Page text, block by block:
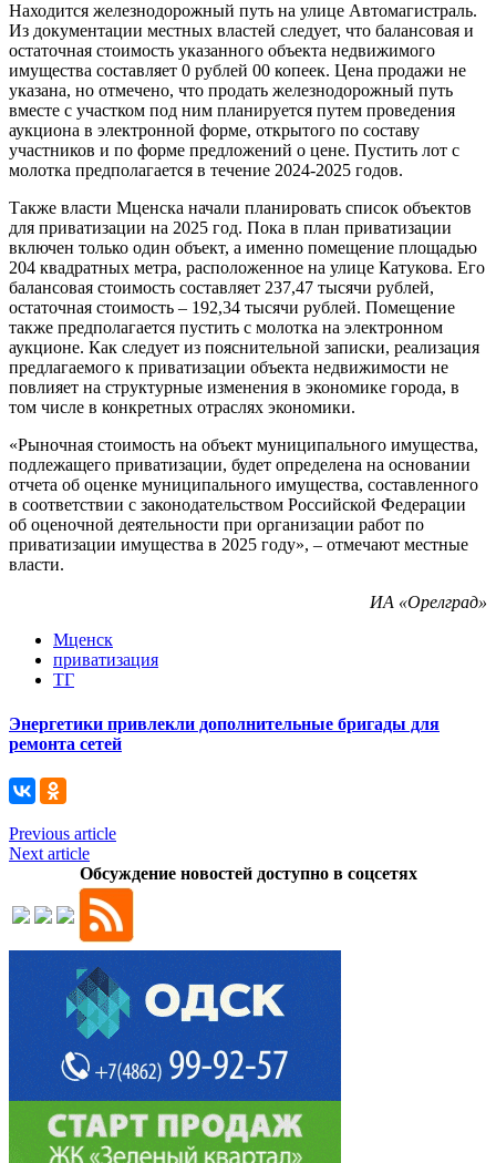
Находится железнодорожный путь на улице Автомагистраль.
Из документации местных властей следует, что балансовая и
остаточная стоимость указанного объекта недвижимого
имущества составляет 0 рублей 00 копеек. Цена продажи не
указана, но отмечено, что продать железнодорожный путь
вместе с участком под ним планируется путем проведения
аукциона в электронной форме, открытого по составу
участников и по форме предложений о цене. Пустить лот с
молотка предполагается в течение 2024-2025 годов.
Также власти Мценска начали планировать список объектов
для приватизации на 2025 год. Пока в план приватизации
включен только один объект, а именно помещение площадью
204 квадратных метра, расположенное на улице Катукова. Его
балансовая стоимость составляет 237,47 тысячи рублей,
остаточная стоимость – 192,34 тысячи рублей. Помещение
также предполагается пустить с молотка на электронном
аукционе. Как следует из пояснительной записки, реализация
предлагаемого к приватизации объекта недвижимости не
повлияет на структурные изменения в экономике города, в
том числе в конкретных отраслях экономики.
«Рыночная стоимость на объект муниципального имущества,
подлежащего приватизации, будет определена на основании
отчета об оценке муниципального имущества, составленного
в соответствии с законодательством Российской Федерации
об оценочной деятельности при организации работ по
приватизации имущества в 2025 году», – отмечают местные
власти.
ИА «Орелград»
Мценск
приватизация
ТГ
Энергетики привлекли дополнительные бригады для
ремонта сетей
Previous article
Next article
Обсуждение новостей доступно в соцсетях